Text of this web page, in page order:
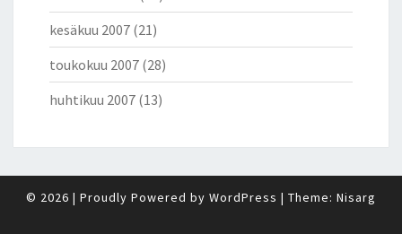
kesäkuu 2007 (21)
toukokuu 2007 (28)
huhtikuu 2007 (13)
© 2026 | Proudly Powered by WordPress | Theme: Nisarg